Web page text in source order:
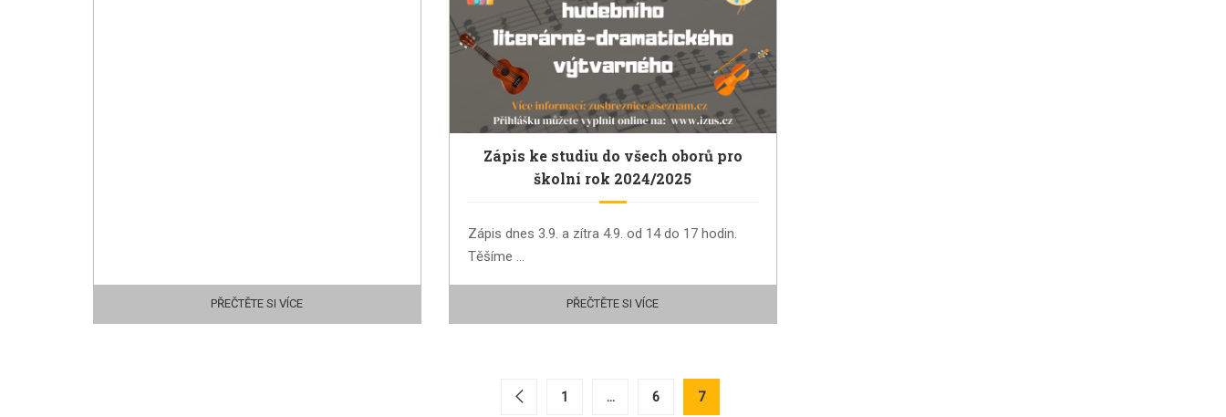
PŘEČTĚTE SI VÍCE
Zápis ke studiu do všech oborů pro
školní rok 2024/2025
Zápis dnes 3.9. a zítra 4.9. od 14 do 17 hodin.
Těšíme …
PŘEČTĚTE SI VÍCE
1 … 6 7